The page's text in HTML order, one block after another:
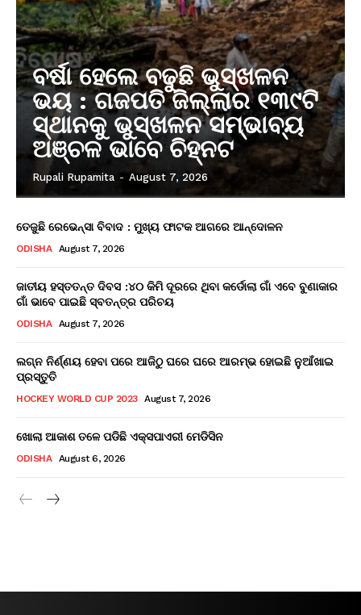
ବର୍ଷା ହେଲେ ବଢୁଛି ଭୁସ୍ଖଳନ
ଭୟ : ଗଜପତି ଜିଲ୍ଲାର ୧୩୯ଟି
ସ୍ଥାନକୁ ଭୁସ୍ଖଳନ ସମ୍ଭାବ୍ୟ
ଅଞ୍ଚଳ ଭାବେ ଚିହ୍ନଟ
Rupali Rupamita - August 7, 2026
ତେଜୁଛି ରେଭେନ୍ସା ବିବାଦ : ମୁଖ୍ୟ ଫାଟକ ଆଗରେ ଆନ୍ଦୋଳନ
ODISHA August 7, 2026
ଜାତୀୟ ହସ୍ତତନ୍ତ ଦିବସ :୪୦ କିମି ଦୂରରେ ଥିବା କର୍ଡୋଲା ଗାଁ ଏବେ ବୁଣାକାର
ଗାଁ ଭାବେ ପାଇଛି ସ୍ବତନ୍ତ୍ର ପରିଚୟ
ODISHA August 7, 2026
ଲଗ୍ନ ନିର୍ଣ୍ଣୟ ହେବା ପରେ ଆଜିଠୁ ଘରେ ଘରେ ଆରମ୍ଭ ହୋଇଛି ନୁଆଁଖାଇ
ପ୍ରସ୍ତୁତି
HOCKEY WORLD CUP 2023 August 7, 2026
ଖୋଲା ଆକାଶ ତଳେ ପଡିଛି ଏକ୍ସପାଏରୀ ମେଡିସିନ
ODISHA August 6, 2026